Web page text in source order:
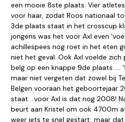
een mooie 8ste plaats. Vier
voor haar, zodat Roos nationaal
3de plaats staat in het crosscup
jongens was het voor Axl even
achillespees nog roet in het eten
niet het geval. Ook Axl voelde
belg op een knappe 9de plaats ....
maar niet vergeten dat zowel bij
Belgen vooraan het geboortejaar
staat ...voor Axl is dat nog 2008!
beurt aan Kristel om ook 4700m
weer iets te snel gestart, maar